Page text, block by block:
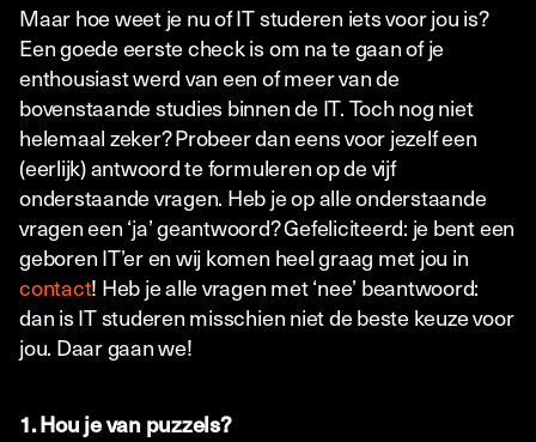
Maar hoe weet je nu of IT studeren iets voor jou is?
Een goede eerste check is om na te gaan of je
enthousiast werd van een of meer van de
bovenstaande studies binnen de IT. Toch nog niet
helemaal zeker? Probeer dan eens voor jezelf een
(eerlijk) antwoord te formuleren op de vijf
onderstaande vragen. Heb je op alle onderstaande
vragen een ‘ja’ geantwoord? Gefeliciteerd: je bent een
geboren IT’er en wij komen heel graag met jou in
contact! Heb je alle vragen met ‘nee’ beantwoord:
dan is IT studeren misschien niet de beste keuze voor
jou. Daar gaan we!
1. Hou je van puzzels?